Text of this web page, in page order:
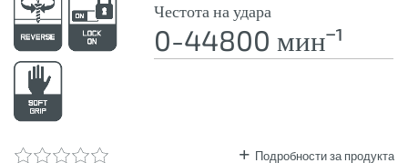
Честота на удара
0-44800 минˉ¹
Подробности за продукта